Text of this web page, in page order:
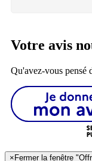
Votre avis
Qu'avez-vous pensé
×Fermer la fenêtre